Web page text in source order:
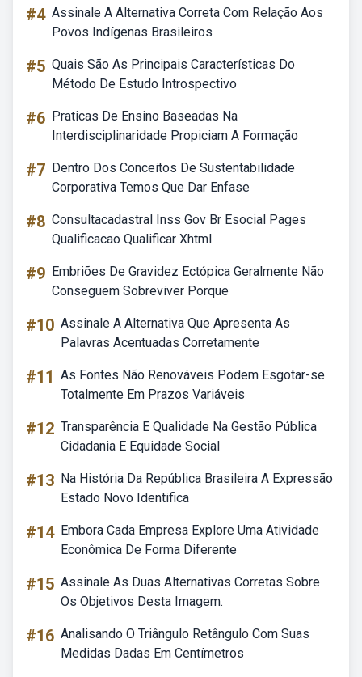
#4 Assinale A Alternativa Correta Com Relação Aos
Povos Indígenas Brasileiros
#5 Quais São As Principais Características Do
Método De Estudo Introspectivo
#6 Praticas De Ensino Baseadas Na
Interdisciplinaridade Propiciam A Formação
#7 Dentro Dos Conceitos De Sustentabilidade
Corporativa Temos Que Dar Enfase
#8 Consultacadastral Inss Gov Br Esocial Pages
Qualificacao Qualificar Xhtml
#9 Embriões De Gravidez Ectópica Geralmente Não
Conseguem Sobreviver Porque
#10 Assinale A Alternativa Que Apresenta As
Palavras Acentuadas Corretamente
#11 As Fontes Não Renováveis Podem Esgotar-se
Totalmente Em Prazos Variáveis
#12 Transparência E Qualidade Na Gestão Pública
Cidadania E Equidade Social
#13 Na História Da República Brasileira A Expressão
Estado Novo Identifica
#14 Embora Cada Empresa Explore Uma Atividade
Econômica De Forma Diferente
#15 Assinale As Duas Alternativas Corretas Sobre
Os Objetivos Desta Imagem.
#16 Analisando O Triângulo Retângulo Com Suas
Medidas Dadas Em Centímetros